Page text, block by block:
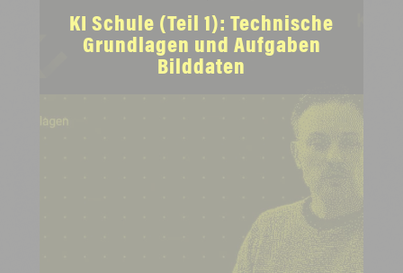
KI Schule (Teil 1): Technische
Grundlagen und Aufgaben
Bilddaten